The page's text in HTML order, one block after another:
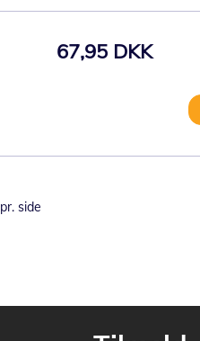
67,95 DKK
pr. side